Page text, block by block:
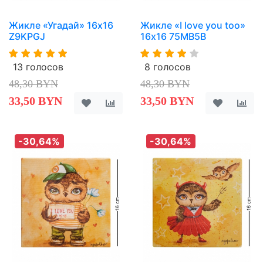
Жикле «Угадай» 16х16
Z9KPGJ
13 голосов
48,30 BYN
33,50 BYN
Жикле «I love you too»
16х16 75MB5B
8 голосов
48,30 BYN
33,50 BYN
-30,64% -30,64%